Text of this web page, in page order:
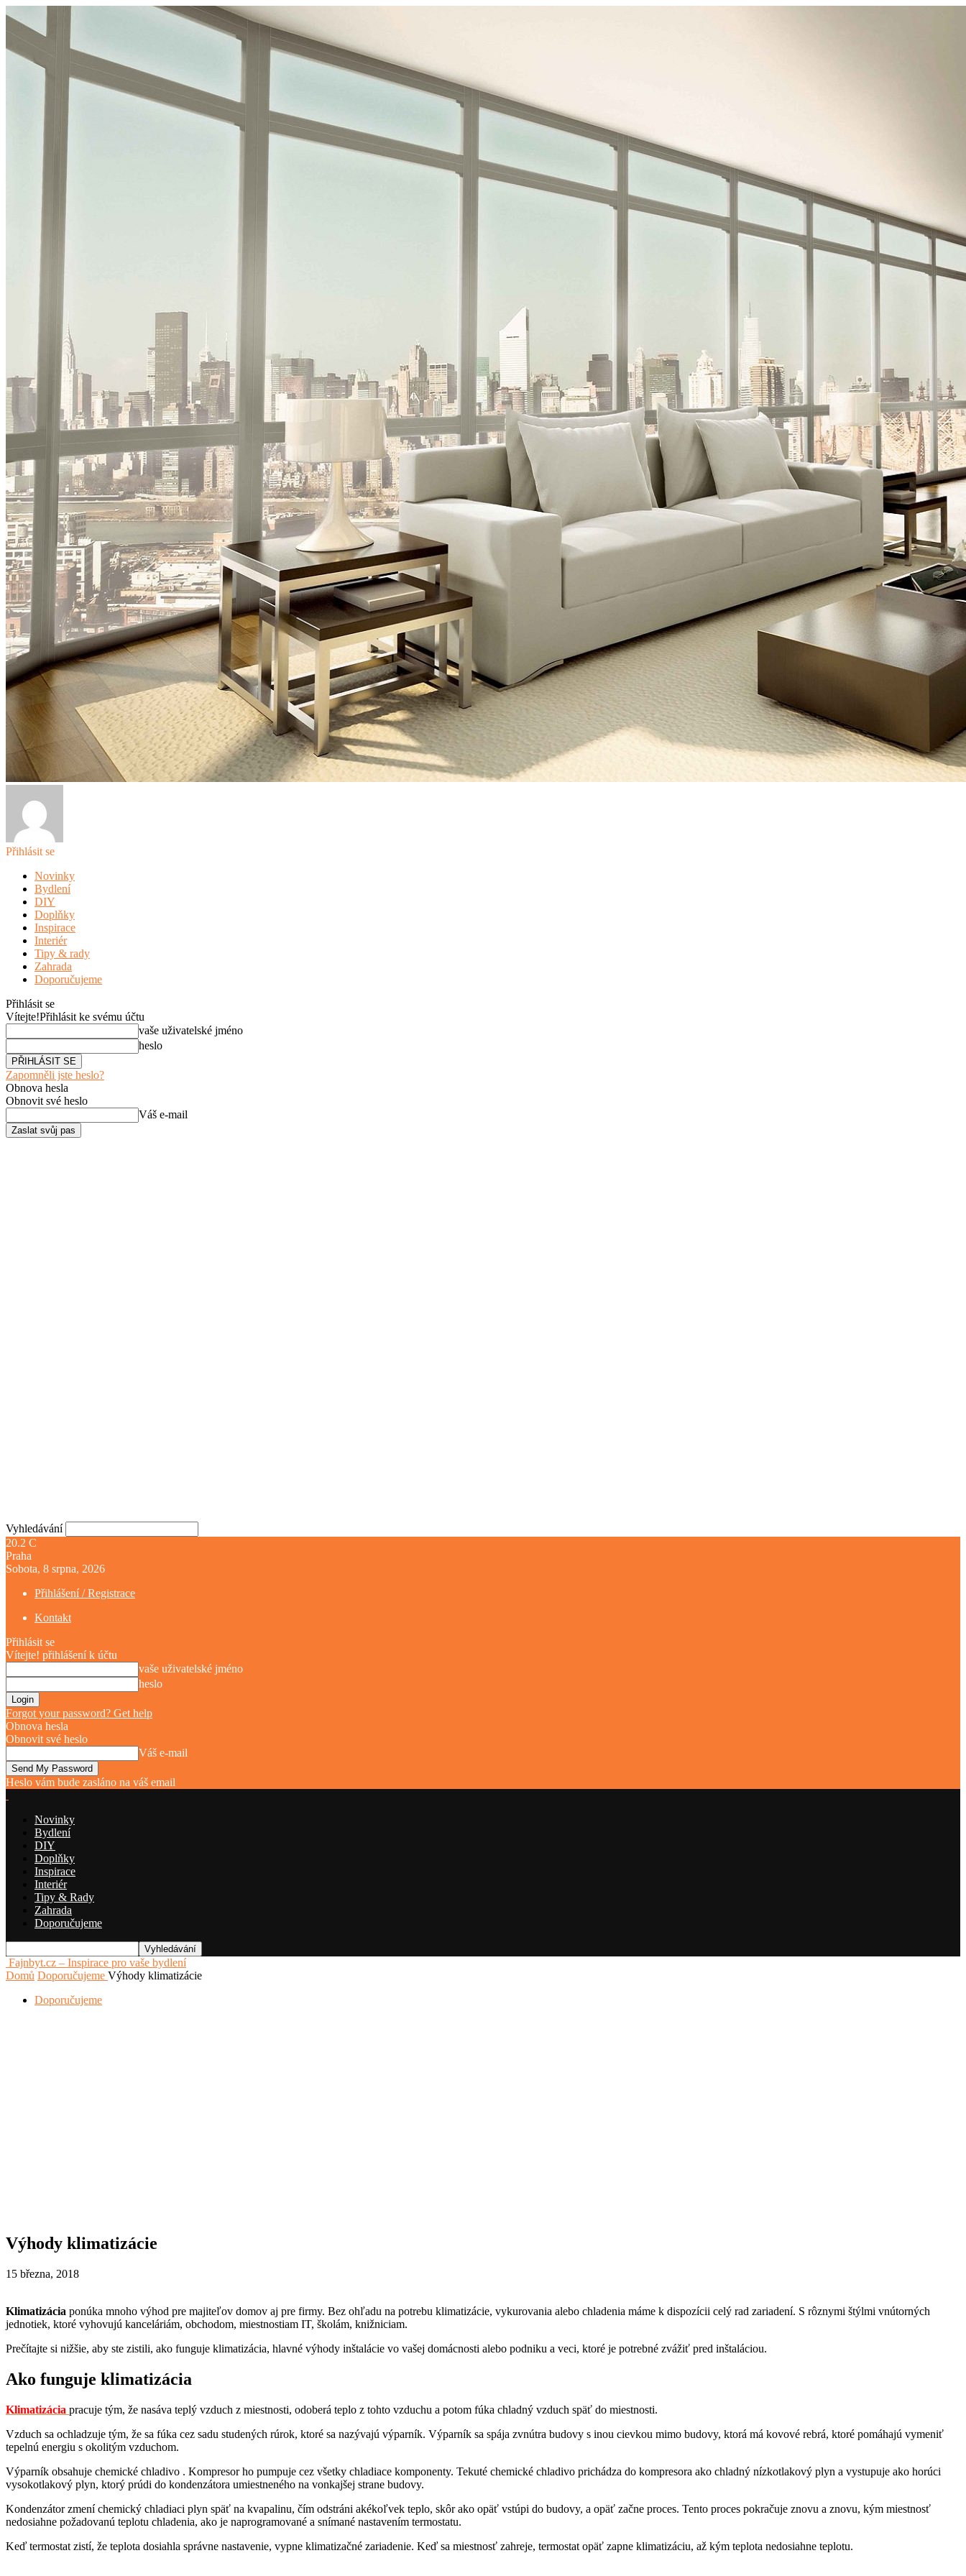
Přihlásit se
Novinky
Bydlení
DIY
Doplňky
Inspirace
Interiér
Tipy & rady
Zahrada
Doporučujeme
Přihlásit se
Vítejte!Přihlásit ke svému účtu
vaše uživatelské jméno
heslo
Zapomněli jste heslo?
Obnova hesla
Obnovit své heslo
Váš e-mail
Vyhledávání
20.2 C
Praha
Sobota, 8 srpna, 2026
Přihlášení / Registrace
Kontakt
Přihlásit se
Vítejte! přihlášení k účtu
vaše uživatelské jméno
heslo
Forgot your password? Get help
Obnova hesla
Obnovit své heslo
Váš e-mail
Heslo vám bude zasláno na váš email
Novinky
Bydlení
DIY
Doplňky
Inspirace
Interiér
Tipy & Rady
Zahrada
Doporučujeme
Fajnbyt.cz – Inspirace pro vaše bydlení
Domů Doporučujeme Výhody klimatizácie
Doporučujeme
Výhody klimatizácie
15 března, 2018
Klimatizácia ponúka mnoho výhod pre majiteľov domov aj pre firmy. Bez ohľadu na potrebu klimatizácie, vykurovania alebo chladenia máme k dispozícii celý rad zariadení. S rôznymi štýlmi vnútorných
jednotiek, ktoré vyhovujú kanceláriám, obchodom, miestnostiam IT, školám, knižniciam.
Prečítajte si nižšie, aby ste zistili, ako funguje klimatizácia, hlavné výhody inštalácie vo vašej domácnosti alebo podniku a veci, ktoré je potrebné zvážiť pred inštaláciou.
Ako funguje klimatizácia
Klimatizácia pracuje tým, že nasáva teplý vzduch z miestnosti, odoberá teplo z tohto vzduchu a potom fúka chladný vzduch späť do miestnosti.
Vzduch sa ochladzuje tým, že sa fúka cez sadu studených rúrok, ktoré sa nazývajú výparník. Výparník sa spája zvnútra budovy s inou cievkou mimo budovy, ktorá má kovové rebrá, ktoré pomáhajú vymeniť
tepelnú energiu s okolitým vzduchom.
Výparník obsahuje chemické chladivo . Kompresor ho pumpuje cez všetky chladiace komponenty. Tekuté chemické chladivo prichádza do kompresora ako chladný nízkotlakový plyn a vystupuje ako horúci
vysokotlakový plyn, ktorý prúdi do kondenzátora umiestneného na vonkajšej strane budovy.
Kondenzátor zmení chemický chladiaci plyn späť na kvapalinu, čím odstráni akékoľvek teplo, skôr ako opäť vstúpi do budovy, a opäť začne proces. Tento proces pokračuje znovu a znovu, kým miestnosť
nedosiahne požadovanú teplotu chladenia, ako je naprogramované a snímané nastavením termostatu.
Keď termostat zistí, že teplota dosiahla správne nastavenie, vypne klimatizačné zariadenie. Keď sa miestnosť zahreje, termostat opäť zapne klimatizáciu, až kým teplota nedosiahne teplotu.